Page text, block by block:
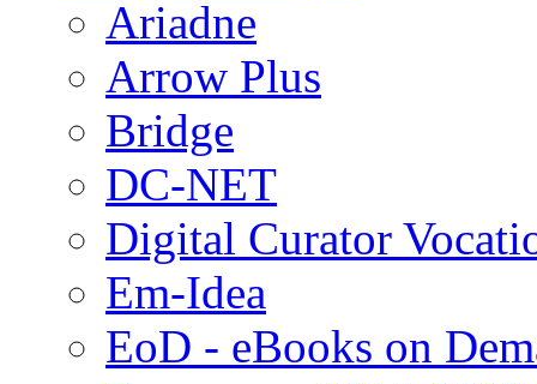
Ariadne
Arrow Plus
Bridge
DC-NET
Digital Curator
Em-Idea
EoD - eBooks on